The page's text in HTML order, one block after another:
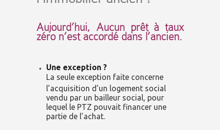
Aujourd’hui, Aucun prêt à taux
zéro n’est accordé dans l’ancien.
Une exception ?
La seule exception faite concerne
l’acquisition d’un logement social
vendu par un bailleur social, pour
lequel le PTZ pouvait financer une
partie de l’achat.